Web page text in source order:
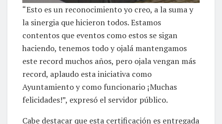
“Esto es un reconocimiento yo creo, a la suma y
la sinergia que hicieron todos. Estamos
contentos que eventos como estos se sigan
haciendo, tenemos todo y ojalá mantengamos
este record muchos años, pero ojala vengan más
record, aplaudo esta iniciativa como
Ayuntamiento y como funcionario ¡Muchas
felicidades!”, expresó el servidor público.
Cabe destacar que esta certificación es entregada